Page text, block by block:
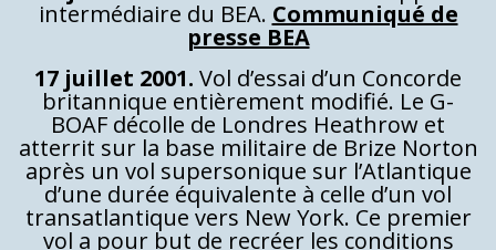
intermédiaire du BEA. Communiqué de
presse BEA
17 juillet 2001. Vol d’essai d’un Concorde
britannique entièrement modifié. Le G-
BOAF décolle de Londres Heathrow et
atterrit sur la base militaire de Brize Norton
après un vol supersonique sur l’Atlantique
d’une durée équivalente à celle d’un vol
transatlantique vers New York. Ce premier
vol a pour but de recréer les conditions